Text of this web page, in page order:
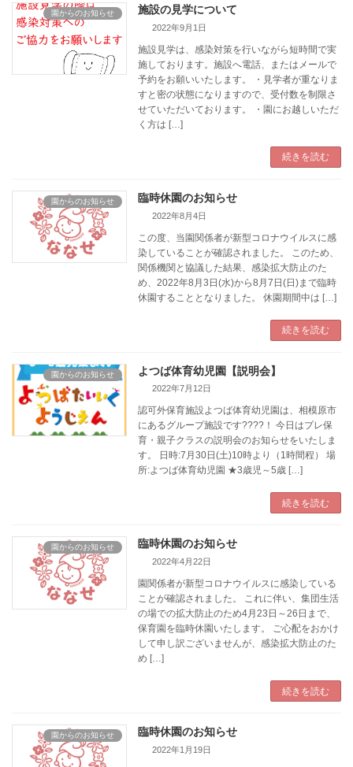
園からのお知らせ 施設の見学について
2022年9月1日
施設見学は、感染対策を行いながら短時間で実
施しております。施設へ電話、またはメールで
予約をお願いいたします。 ・見学者が重なりま
すと密の状態になりますので、受付数を制限さ
せていただいております。 ・園にお越しいただ
く方は […]
続きを読む
園からのお知らせ 臨時休園のお知らせ
2022年8月4日
この度、当園関係者が新型コロナウイルスに感
染していることが確認されました。 このため、
関係機関と協議した結果、感染拡大防止のた
め、2022年8月3日(水)から8月7日(日)まで臨時
休園することとなりました。 休園期間中は […]
続きを読む
園からのお知らせ よつば体育幼児園【説明会】
2022年7月12日
認可外保育施設よつば体育幼児園は、相模原市
にあるグループ施設です????！ 今日はプレ保
育・親子クラスの説明会のお知らせをいたしま
す。 日時:7月30日(土)10時より（1時間程） 場
所:よつば体育幼児園 ★3歳児～5歳 […]
続きを読む
園からのお知らせ 臨時休園のお知らせ
2022年4月22日
園関係者が新型コロナウイルスに感染している
ことが確認されました。 これに伴い、集団生活
の場での拡大防止のため4月23日～26日まで、
保育園を臨時休園いたします。 ご心配をおかけ
して申し訳ございませんが、感染拡大防止のた
め […]
続きを読む
園からのお知らせ 臨時休園のお知らせ
2022年1月19日